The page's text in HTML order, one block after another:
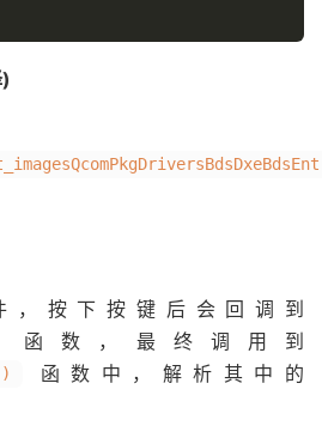
，按下按键后会回调到
函数，最终调用到
函数中，解析其中的